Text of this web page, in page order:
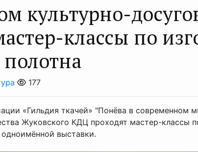
культурно-
классы по
177
«Гильдия ткачей» "Понёва в современном
Жуковского КДЦ проходят мастер-классы
выставки.